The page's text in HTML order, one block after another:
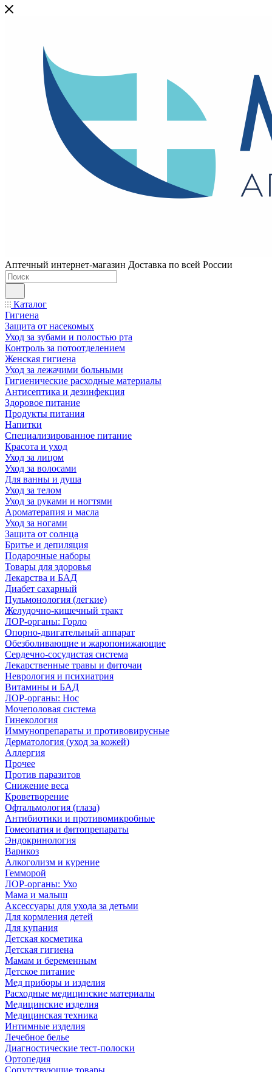
Аптечный интернет-магазин Доставка по всей России
Каталог
Гигиена
Защита от насекомых
Уход за зубами и полостью рта
Контроль за потоотделением
Женская гигиена
Уход за лежачими больными
Гигиенические расходные материалы
Антисептика и дезинфекция
Здоровое питание
Продукты питания
Напитки
Специализированное питание
Красота и уход
Уход за лицом
Уход за волосами
Для ванны и душа
Уход за телом
Уход за руками и ногтями
Ароматерапия и масла
Уход за ногами
Защита от солнца
Бритье и депиляция
Подарочные наборы
Товары для здоровья
Лекарства и БАД
Диабет сахарный
Пульмонология (легкие)
Желудочно-кишечный тракт
ЛОР-органы: Горло
Опорно-двигательный аппарат
Обезболивающие и жаропонижающие
Сердечно-сосудистая система
Лекарственные травы и фиточаи
Неврология и психиатрия
Витамины и БАД
ЛОР-органы: Нос
Мочеполовая система
Гинекология
Иммунопрепараты и противовирусные
Дерматология (уход за кожей)
Аллергия
Прочее
Против паразитов
Снижение веса
Кроветворение
Офтальмология (глаза)
Антибиотики и противомикробные
Гомеопатия и фитопрепараты
Эндокринология
Варикоз
Алкоголизм и курение
Гемморой
ЛОР-органы: Ухо
Мама и малыш
Аксессуары для ухода за детьми
Для кормления детей
Для купания
Детская косметика
Детская гигиена
Мамам и беременным
Детское питание
Мед приборы и изделия
Расходные медицинские материалы
Медицинские изделия
Медицинская техника
Интимные изделия
Лечебное белье
Диагностические тест-полоски
Ортопедия
Сопутствующие товары